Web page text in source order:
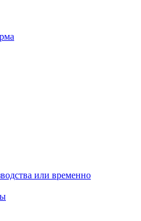
или временно